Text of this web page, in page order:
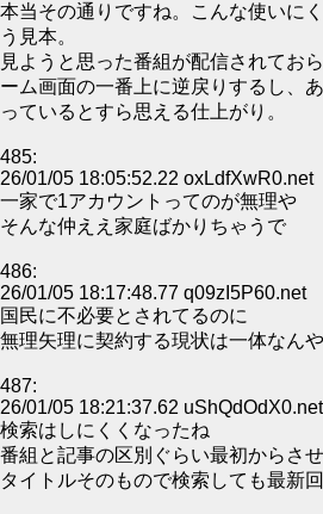
本当その通りですね。こんな使いに
う見本。
見ようと思った番組が配信されてお
ーム画面の一番上に逆戻りするし、
っているとすら思える仕上がり。
485:
26/01/05 18:05:52.22 oxLdfXwR0.net
一家で1アカウントってのが無理や
そんな仲ええ家庭ばかりちゃうで
486:
26/01/05 18:17:48.77 q09zI5P60.net
国民に不必要とされてるのに
無理矢理に契約する現状は一体なん
487:
26/01/05 18:21:37.62 uShQdOdX0.net
検索はしにくくなったね
番組と記事の区別ぐらい最初からさ
タイトルそのもので検索しても最新